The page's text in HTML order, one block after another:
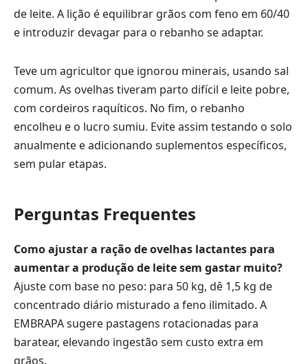
de leite. A lição é equilibrar grãos com feno em 60/40
e introduzir devagar para o rebanho se adaptar.
Teve um agricultor que ignorou minerais, usando sal
comum. As ovelhas tiveram parto difícil e leite pobre,
com cordeiros raquíticos. No fim, o rebanho
encolheu e o lucro sumiu. Evite assim testando o solo
anualmente e adicionando suplementos específicos,
sem pular etapas.
Perguntas Frequentes
Como ajustar a ração de ovelhas lactantes para
aumentar a produção de leite sem gastar muito?
Ajuste com base no peso: para 50 kg, dê 1,5 kg de
concentrado diário misturado a feno ilimitado. A
EMBRAPA sugere pastagens rotacionadas para
baratear, elevando ingestão sem custo extra em
grãos.